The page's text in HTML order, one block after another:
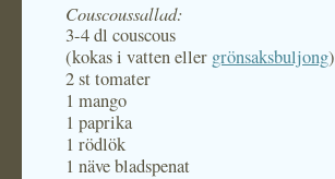
Couscoussallad:
3-4 dl couscous
(kokas i vatten eller grönsaksbuljong)
2 st tomater
1 mango
1 paprika
1 rödlök
1 näve bladspenat